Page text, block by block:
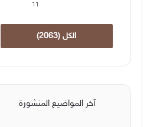
11
الكل (2063)
آخر المواضيع المنشورة